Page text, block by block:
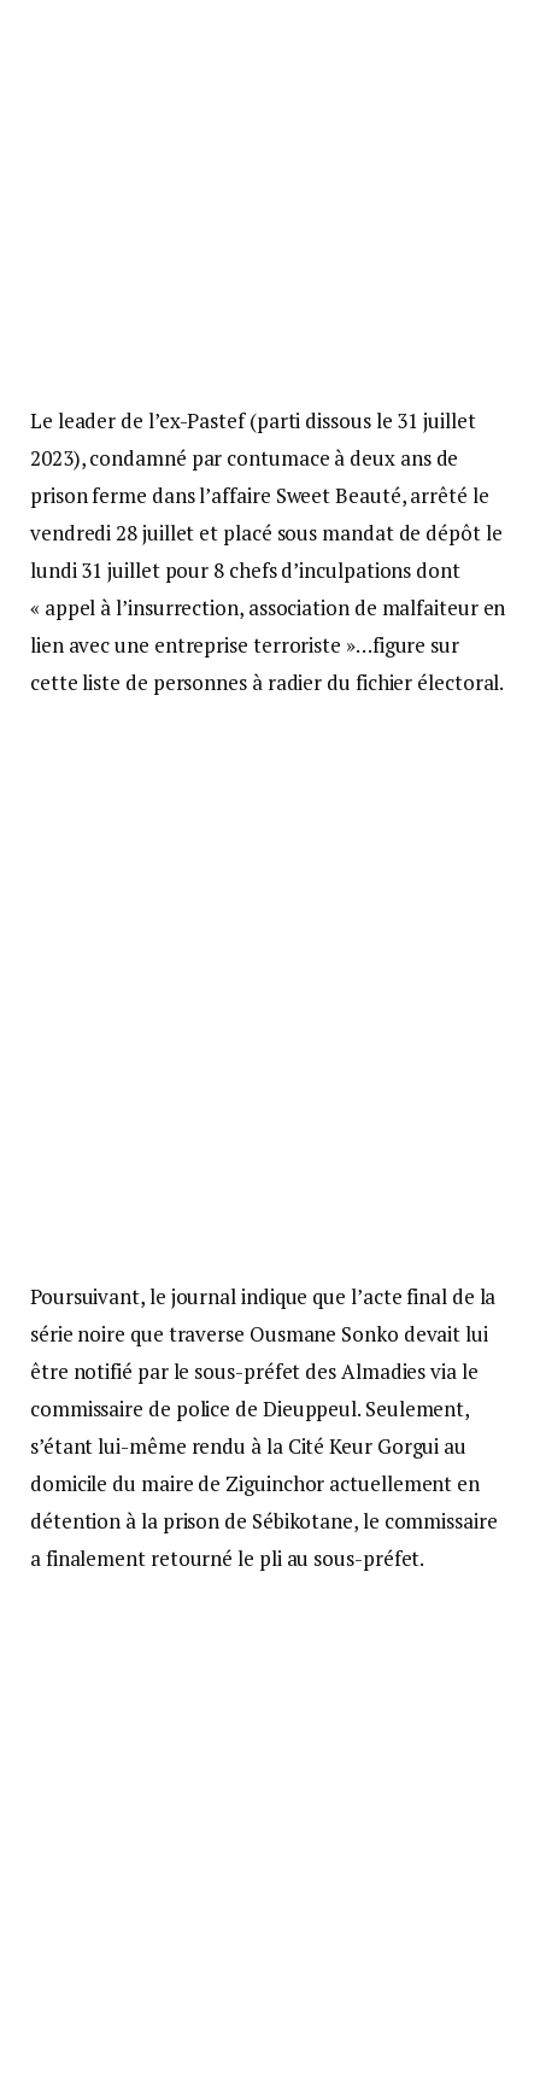
Le leader de l’ex-Pastef (parti dissous le 31 juillet
2023), condamné par contumace à deux ans de
prison ferme dans l’affaire Sweet Beauté, arrêté le
vendredi 28 juillet et placé sous mandat de dépôt le
lundi 31 juillet pour 8 chefs d’inculpations dont
« appel à l’insurrection, association de malfaiteur en
lien avec une entreprise terroriste »…figure sur
cette liste de personnes à radier du fichier électoral.
Poursuivant, le journal indique que l’acte final de la
série noire que traverse Ousmane Sonko devait lui
être notifié par le sous-préfet des Almadies via le
commissaire de police de Dieuppeul. Seulement,
s’étant lui-même rendu à la Cité Keur Gorgui au
domicile du maire de Ziguinchor actuellement en
détention à la prison de Sébikotane, le commissaire
a finalement retourné le pli au sous-préfet.